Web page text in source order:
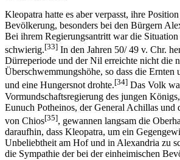
Kleopatra hatte es aber verpasst, ihre
Bevölkerung, besonders bei den Bürgern
Bei ihrem Regierungsantritt war die
schwierig.[33] In den Jahren 50/ 49 v. Chr.
Dürreperiode und der Nil erreichte nicht die
Überschwemmungshöhe, so dass die Ernten
und eine Hungersnot drohte.[34] Das Volk
Vormundschaftsregierung des jungen
Eunuch Potheinos, der General Achillas und
von Chios[35], gewannen langsam die
daraufhin, dass Kleopatra, um ein
Unbeliebtheit am Hof und in Alexandria zu
die Sympathie der bei der einheimischen